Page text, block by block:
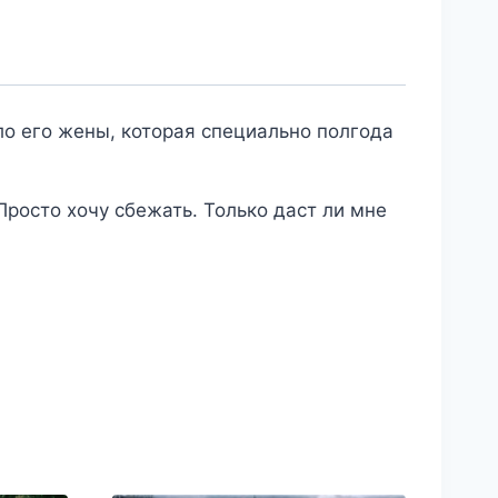
его жены, которая специально полгода
хочу сбежать. Только даст ли мне